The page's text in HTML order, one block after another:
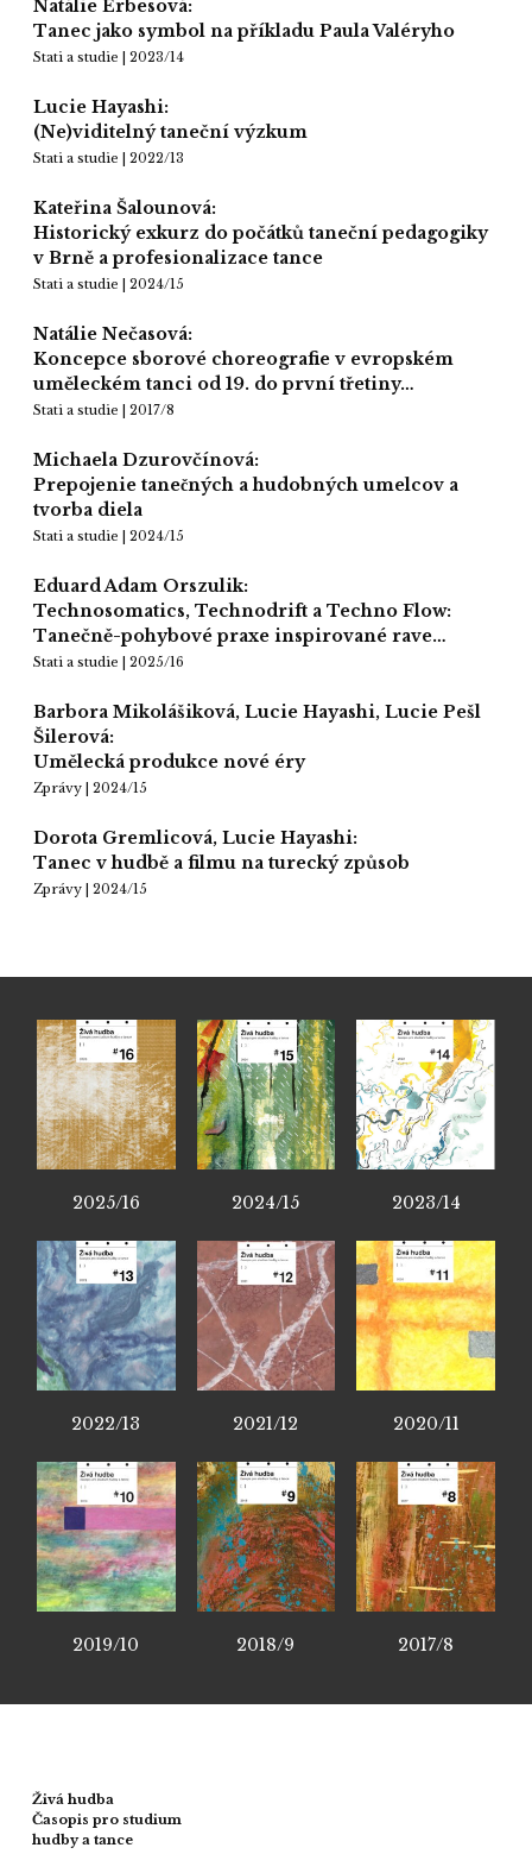
Natálie Erbesová:
Tanec jako symbol na příkladu Paula Valéryho
Stati a studie | 2023/14
Lucie Hayashi:
(Ne)viditelný taneční výzkum
Stati a studie | 2022/13
Kateřina Šalounová:
Historický exkurz do počátků taneční pedagogiky
v Brně a profesionalizace tance
Stati a studie | 2024/15
Natálie Nečasová:
Koncepce sborové choreografie v evropském
uměleckém tanci od 19. do první třetiny…
Stati a studie | 2017/8
Michaela Dzurovčínová:
Prepojenie tanečných a hudobných umelcov a
tvorba diela
Stati a studie | 2024/15
Eduard Adam Orszulik:
Technosomatics, Technodrift a Techno Flow:
Tanečně-pohybové praxe inspirované rave…
Stati a studie | 2025/16
Barbora Mikolášiková, Lucie Hayashi, Lucie Pešl
Šilerová:
Umělecká produkce nové éry
Zprávy | 2024/15
Dorota Gremlicová, Lucie Hayashi:
Tanec v hudbě a filmu na turecký způsob
Zprávy | 2024/15
2025/16 2024/15 2023/14
2022/13 2021/12 2020/11
2019/10 2018/9 2017/8
Živá hudba
Časopis pro studium
hudby a tance